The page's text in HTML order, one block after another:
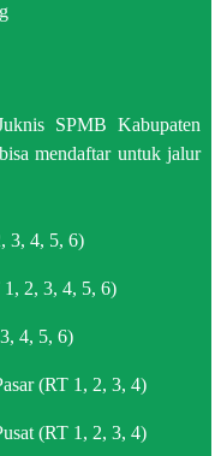
SPMB Kabupaten
mendaftar untuk jalur
3, 4, 5, 6)
2, 3, 4, 5, 6)
4, 5, 6)
(RT 1, 2, 3, 4)
(RT 1, 2, 3, 4)